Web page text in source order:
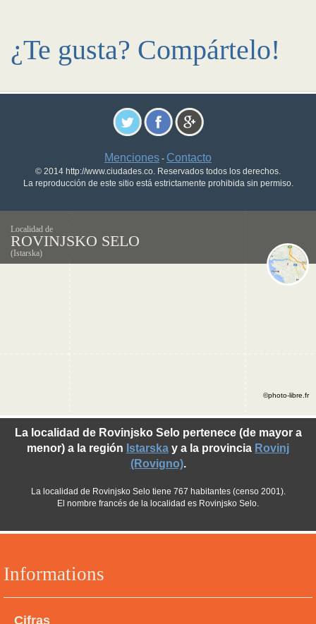
¿Te gusta? Compártelo!
Menciones - Contacto
© 2014 http://www.ciudades.co. Reservados todos los derechos.
La reproducción de este sitio está estrictamente prohibida sin permiso.
Localidad de
ROVINJSKO SELO
(Istarska)
Informations
Cifras
La localidad de Rovinjsko Selo pertenece (de mayor a
menor) a la región Istarska y a la provincia Rovinj
(Rovigno).
La localidad de Rovinjsko Selo tiene 767 habitantes (censo 2001).
El nombre francés de la localidad es Rovinjsko Selo.
©photo-libre.fr